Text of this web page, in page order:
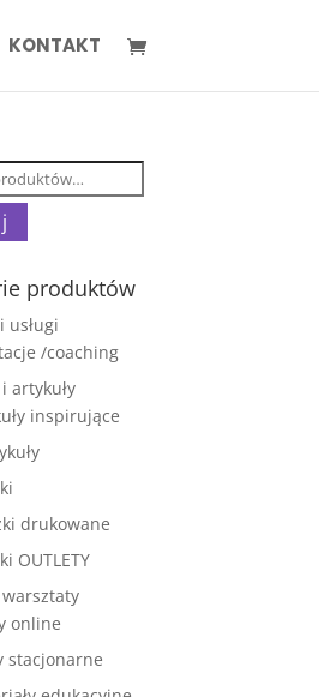
KONTAKT
produktów
usługi
/coaching
artykuły
inspirujące
drukowane
OUTLETY
online
stacjonarne